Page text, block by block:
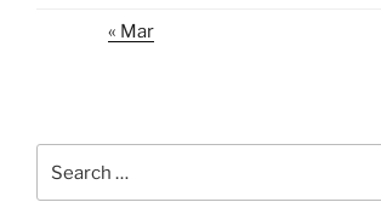
« Mar
for: